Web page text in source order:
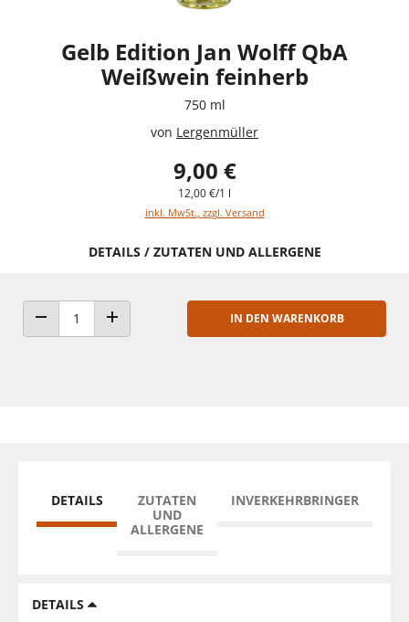
Gelb Edition Jan Wolff QbA
Weißwein feinherb
750 ml
von Lergenmüller
9,00 €
12,00 €/1 l
inkl. MwSt., zzgl. Versand
DETAILS / ZUTATEN UND ALLERGENE
ANZAHL VERRINGERNANZAHL ERHÖHEN
IN DEN WARENKORB
DETAILS
ZUTATEN
UND
ALLERGENE
INVERKEHRBRINGER
DETAILS